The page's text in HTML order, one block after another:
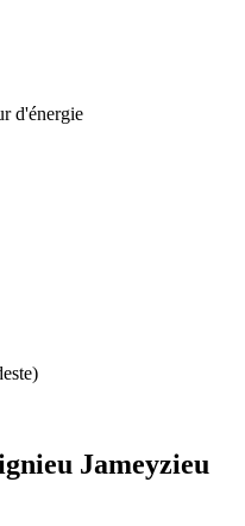
d'énergie
Jameyzieu